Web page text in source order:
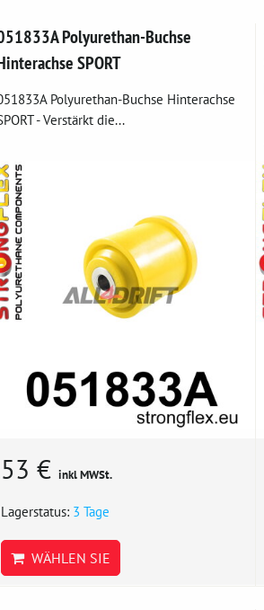
Polyurethan-Buchse
SPORT
Polyurethan-Buchse Hinterachse
- Verstärkt die...
53 € inkl MWSt.
Lagerstatus: 3 Tage
WÄHLEN SIE